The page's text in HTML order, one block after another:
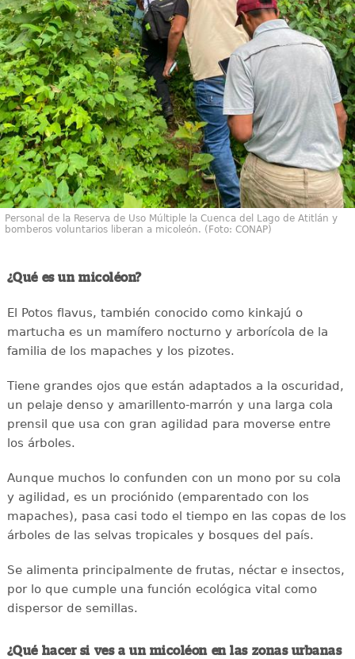
Personal de la Reserva de Uso Múltiple la Cuenca del Lago de Atitlán y
bomberos voluntarios liberan a micoleón. (Foto: CONAP)
¿Qué es un micoléon?
El Potos flavus, también conocido como kinkajú o
martucha es un mamífero nocturno y arborícola de la
familia de los mapaches y los pizotes.
Tiene grandes ojos que están adaptados a la oscuridad,
un pelaje denso y amarillento-marrón y una larga cola
prensil que usa con gran agilidad para moverse entre
los árboles.
Aunque muchos lo confunden con un mono por su cola
y agilidad, es un prociónido (emparentado con los
mapaches), pasa casi todo el tiempo en las copas de los
árboles de las selvas tropicales y bosques del país.
Se alimenta principalmente de frutas, néctar e insectos,
por lo que cumple una función ecológica vital como
dispersor de semillas.
¿Qué hacer si ves a un micoléon en las zonas urbanas